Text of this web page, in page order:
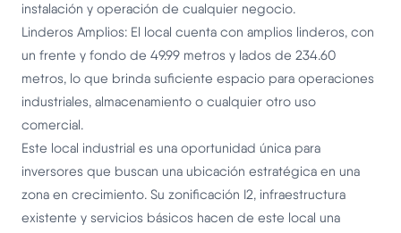
instalación y operación de cualquier negocio.
Linderos Amplios: El local cuenta con amplios linderos, con
un frente y fondo de 49.99 metros y lados de 234.60
metros, lo que brinda suficiente espacio para operaciones
industriales, almacenamiento o cualquier otro uso
comercial.
Este local industrial es una oportunidad única para
inversores que buscan una ubicación estratégica en una
zona en crecimiento. Su zonificación I2, infraestructura
existente y servicios básicos hacen de este local una